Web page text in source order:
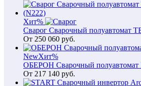
Хит%
Сварог Сварочный полуавтомат
От 250 060 руб.
NewХит%
ОБЕРОН Сварочный полуавтомат
От 217 140 руб.